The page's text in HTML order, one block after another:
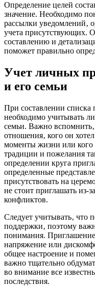
Определение целей
значение. Необходимо
рассылки уведомлений‚
учета присутствующих.
составлению и
поможет правильно
Учет личных
и его семьи
При составлении
необходимо учитывать
семьи. Важно
отношения‚ кого он
моменты жизни или
традиции и пожелания
определении круга
определенные
присутствовать на
не стоит приглашать из-
конфликтов.
Следует учитывать‚ что
поддержки‚ поэтому
понимания.
напряжение или
общее настроение и
важно тщательно
во внимание все
последствия.